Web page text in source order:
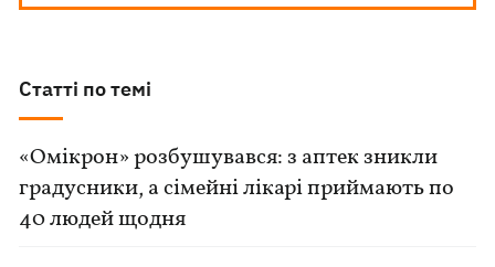
Статті по темі
«Омікрон» розбушувався: з аптек зникли
градусники, а сімейні лікарі приймають по
40 людей щодня